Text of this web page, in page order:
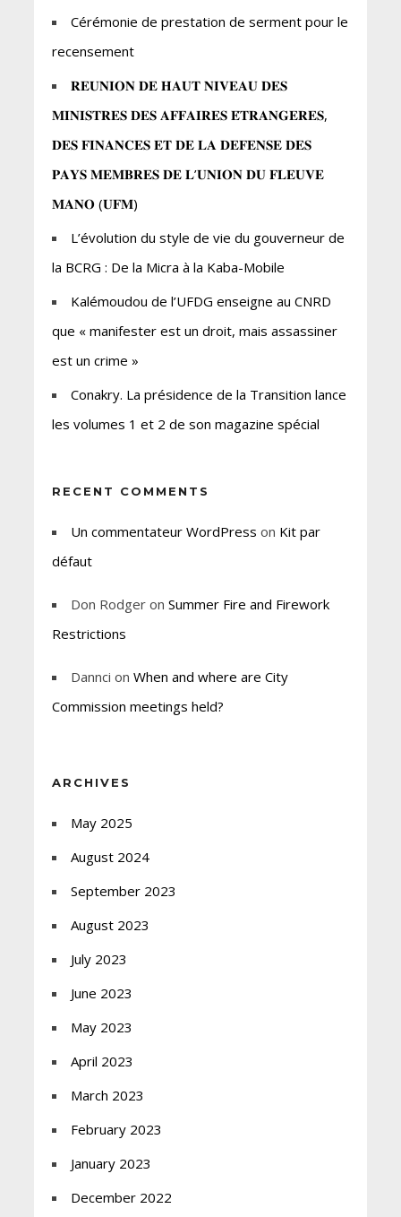
Cérémonie de prestation de serment pour le
recensement
𝐑𝐄𝐔𝐍𝐈𝐎𝐍 𝐃𝐄 𝐇𝐀𝐔𝐓 𝐍𝐈𝐕𝐄𝐀𝐔 𝐃𝐄𝐒
𝐌𝐈𝐍𝐈𝐒𝐓𝐑𝐄𝐒 𝐃𝐄𝐒 𝐀𝐅𝐅𝐀𝐈𝐑𝐄𝐒 𝐄́𝐓𝐑𝐀𝐍𝐆𝐄𝐑𝐄𝐒,
𝐃𝐄𝐒 𝐅𝐈𝐍𝐀𝐍𝐂𝐄𝐒 𝐄𝐓 𝐃𝐄 𝐋𝐀 𝐃𝐄𝐅𝐄𝐍𝐒𝐄 𝐃𝐄𝐒
𝐏𝐀𝐘𝐒 𝐌𝐄𝐌𝐁𝐑𝐄𝐒 𝐃𝐄 𝐋’𝐔𝐍𝐈𝐎𝐍 𝐃𝐔 𝐅𝐋𝐄𝐔𝐕𝐄
𝐌𝐀𝐍𝐎 (𝐔𝐅𝐌)
L’évolution du style de vie du gouverneur de
la BCRG : De la Micra à la Kaba-Mobile
Kalémoudou de l’UFDG enseigne au CNRD
que « manifester est un droit, mais assassiner
est un crime »
Conakry. La présidence de la Transition lance
les volumes 1 et 2 de son magazine spécial
RECENT COMMENTS
Un commentateur WordPress on Kit par
défaut
Don Rodgeron Summer Fire and Firework
Restrictions
Dannci on When and where are City
Commission meetings held?
ARCHIVES
May 2025
August 2024
September 2023
August 2023
July 2023
June 2023
May 2023
April 2023
March 2023
February 2023
January 2023
December 2022